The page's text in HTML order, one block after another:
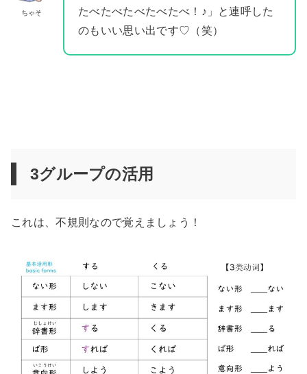
ちゃそ
たべたべたべたべたべ！♪」と連呼した
のもいい思い出です♡（笑）
3グループの活用
これは、不規則なので覚えましょう！